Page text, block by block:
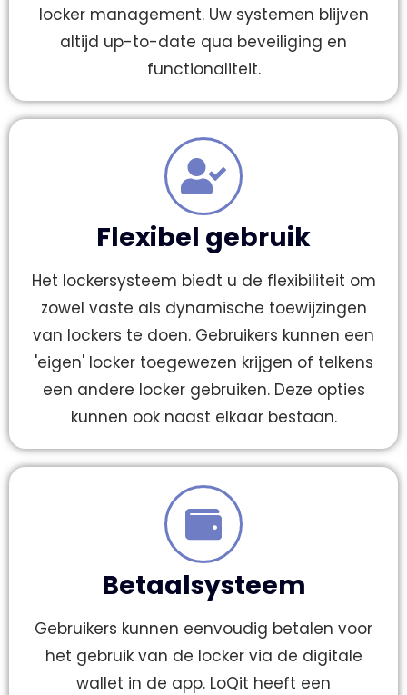
locker management. Uw systemen blijven
altijd up-to-date qua beveiliging en
functionaliteit.
Flexibel gebruik
Het lockersysteem biedt u de flexibiliteit om
zowel vaste als dynamische toewijzingen
van lockers te doen. Gebruikers kunnen een
'eigen' locker toegewezen krijgen of telkens
een andere locker gebruiken. Deze opties
kunnen ook naast elkaar bestaan.
Betaalsysteem
Gebruikers kunnen eenvoudig betalen voor
het gebruik van de locker via de digitale
wallet in de app. LoQit heeft een